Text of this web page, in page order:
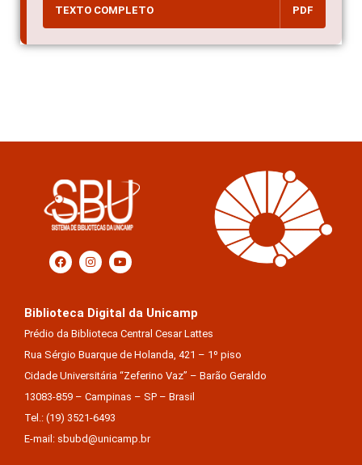
TEXTO COMPLETO PDF
Biblioteca Digital da Unicamp
Prédio da Biblioteca Central Cesar Lattes
Rua Sérgio Buarque de Holanda, 421 – 1º piso
Cidade Universitária “Zeferino Vaz” – Barão Geraldo
13083-859 – Campinas – SP – Brasil
Tel.: (19) 3521-6493
E-mail: sbubd@unicamp.br